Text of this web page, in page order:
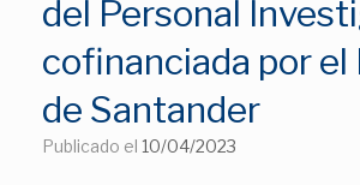
del Personal
cofinanciada por el
de Santander
Publicado el 10/04/2023